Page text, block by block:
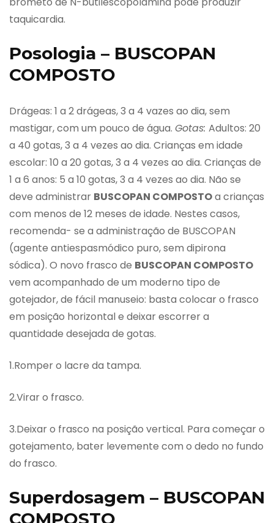
taquicardia.
Posologia – BUSCOPAN
COMPOSTO
Drágeas: 1 a 2 drágeas, 3 a 4 vazes ao dia, sem
mastigar, com um pouco de água. Gotas: Adultos: 20
a 40 gotas, 3 a 4 vezes ao dia. Crianças em idade
escolar: 10 a 20 gotas, 3 a 4 vezes ao dia. Crianças de
1 a 6 anos: 5 a 10 gotas, 3 a 4 vezes ao dia. Não se
deve administrar BUSCOPAN COMPOSTOa crianças
com menos de 12 meses de idade. Nestes casos,
recomenda- se a administração de BUSCOPAN
(agente antiespasmódico puro, sem dipirona
sódica). O novo frasco de BUSCOPAN COMPOSTO
vem acompanhado de um moderno tipo de
gotejador, de fácil manuseio: basta colocar o frasco
em posição horizontal e deixar escorrer a
quantidade desejada de gotas.
1.Romper o lacre da tampa.
2.Virar o frasco.
3.Deixar o frasco na posição vertical. Para começar o
gotejamento, bater levemente com o dedo no fundo
do frasco.
Superdosagem – BUSCOPAN
COMPOSTO